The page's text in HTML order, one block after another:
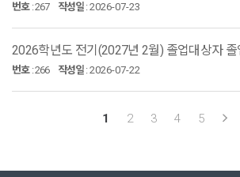
번호:267 작성일 :2026-07-23
번호:266 작성일 :2026-07-22
1 2 3 4 5